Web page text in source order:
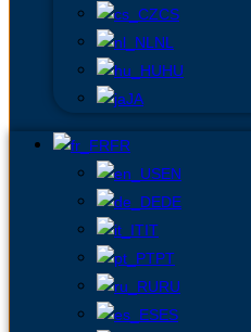
CS
NL
HU
JA
FR
EN
DE
IT
PT
RU
ES